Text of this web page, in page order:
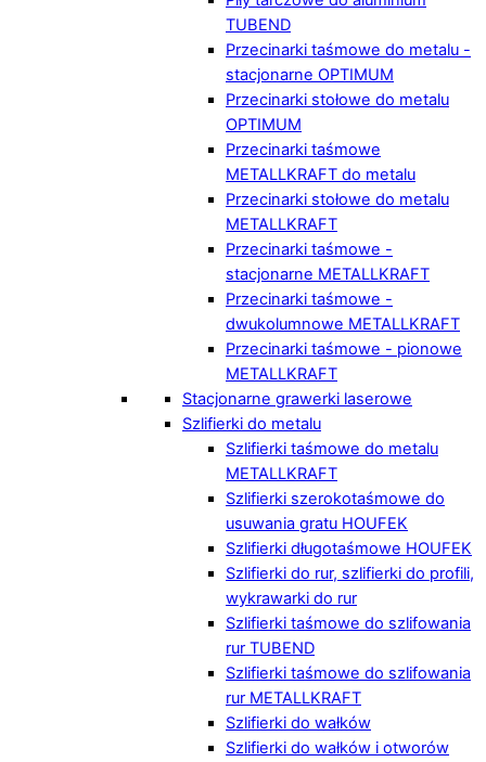
TUBEND
Przecinarki taśmowe do metalu -
stacjonarne OPTIMUM
Przecinarki stołowe do metalu
OPTIMUM
Przecinarki taśmowe
METALLKRAFT do metalu
Przecinarki stołowe do metalu
METALLKRAFT
Przecinarki taśmowe -
stacjonarne METALLKRAFT
Przecinarki taśmowe -
dwukolumnowe METALLKRAFT
Przecinarki taśmowe - pionowe
METALLKRAFT
Stacjonarne grawerki laserowe
Szlifierki do metalu
Szlifierki taśmowe do metalu
METALLKRAFT
Szlifierki szerokotaśmowe do
usuwania gratu HOUFEK
Szlifierki długotaśmowe HOUFEK
Szlifierki do rur, szlifierki do profili,
wykrawarki do rur
Szlifierki taśmowe do szlifowania
rur TUBEND
Szlifierki taśmowe do szlifowania
rur METALLKRAFT
Szlifierki do wałków
Szlifierki do wałków i otworów